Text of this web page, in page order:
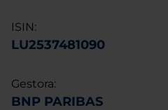
ISIN:
LU2537481090
Gestora:
BNP PARIBAS